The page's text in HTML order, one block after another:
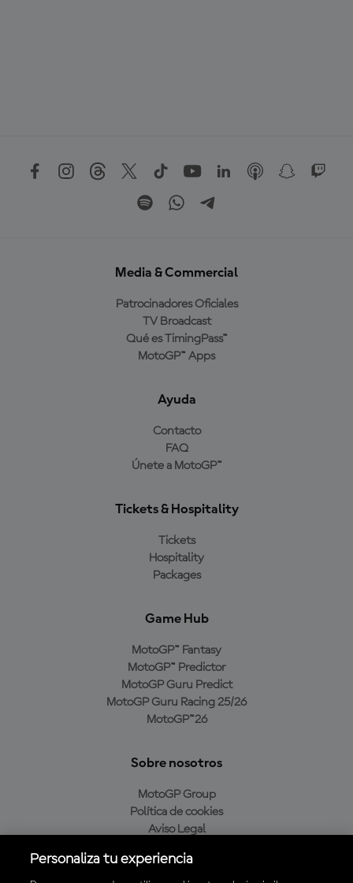
Media & Commercial
Patrocinadores Oficiales
TV Broadcast
Qué es TimingPass™
MotoGP™ Apps
Ayuda
Contacto
FAQ
Únete a MotoGP™
Tickets & Hospitality
Tickets
Hospitality
Packages
Game Hub
MotoGP™ Fantasy
MotoGP™ Predictor
MotoGP Guru Predict
MotoGP Guru Racing 25/26
MotoGP™26
Sobre nosotros
MotoGP Group
Política de cookies
Aviso Legal
Política de compra
Personaliza tu experiencia